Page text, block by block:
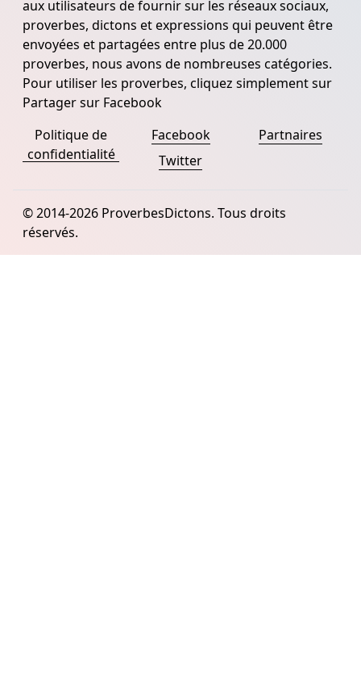
aux utilisateurs de fournir sur les réseaux sociaux,
proverbes, dictons et expressions qui peuvent être
envoyées et partagées entre plus de 20.000
proverbes, nous avons de nombreuses catégories.
Pour utiliser les proverbes, cliquez simplement sur
Partager sur Facebook
Politique de
confidentialité
Facebook
Twitter
Partnaires
© 2014-2026 ProverbesDictons. Tous droits
réservés.